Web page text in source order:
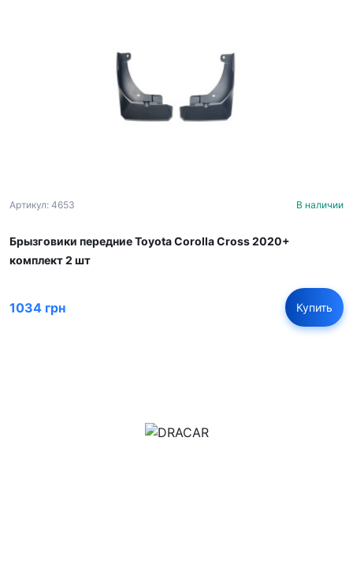
Артикул: 4653 В наличии
Брызговики передние Toyota Corolla Cross 2020+
комплект 2 шт
1034 грн Купить